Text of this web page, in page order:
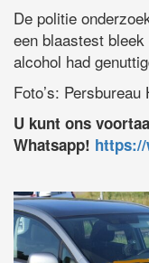
De politie
een blaastest
alcohol had
Foto’s: Persbureau
U kunt ons
Whatsapp!